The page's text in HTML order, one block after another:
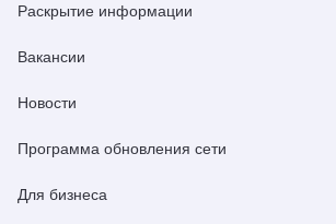
Раскрытие информации
Вакансии
Новости
Программа обновления сети
Для бизнеса